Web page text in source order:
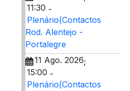
11:30 -
Plenário(Contactos
Rod. Alentejo -
Portalegre
11 Ago. 2026;
15:00 -
Plenário(Contactos